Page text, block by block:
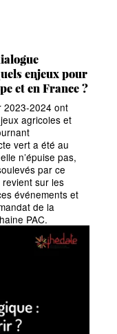
enjeux pour
et en France?
2023-2024 ont
agricoles et
vert a été au
n’épuise pas,
par ce
sur les
événements et
de la
PAC.